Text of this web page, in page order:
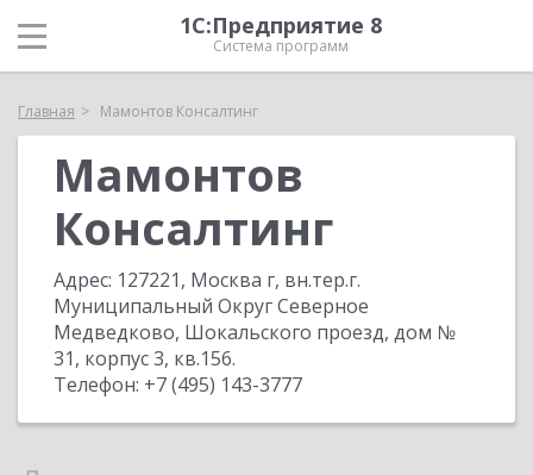
1С:Предприятие 8
Система программ
Главная Мамонтов Консалтинг
Мамонтов
Консалтинг
Адрес: 127221, Москва г, вн.тер.г.
Муниципальный Округ Северное
Медведково, Шокальского проезд, дом №
31, корпус 3, кв.156.
Телефон: +7 (495) 143-3777